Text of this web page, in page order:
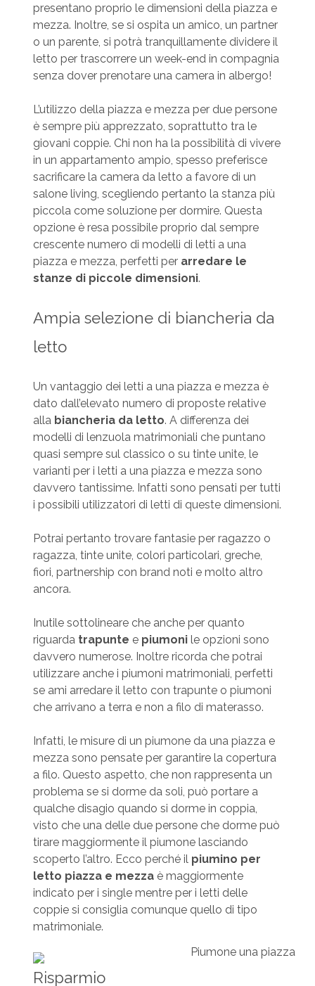
presentano proprio le dimensioni della piazza e
mezza. Inoltre, se si ospita un amico, un partner
o un parente, si potrà tranquillamente dividere il
letto per trascorrere un week-end in compagnia
senza dover prenotare una camera in albergo!
L’utilizzo della piazza e mezza per due persone
è sempre più apprezzato, soprattutto tra le
giovani coppie. Chi non ha la possibilità di vivere
in un appartamento ampio, spesso preferisce
sacrificare la camera da letto a favore di un
salone living, scegliendo pertanto la stanza più
piccola come soluzione per dormire. Questa
opzione è resa possibile proprio dal sempre
crescente numero di modelli di letti a una
piazza e mezza, perfetti per arredare le
stanze di piccole dimensioni.
Ampia selezione di biancheria da
letto
Un vantaggio dei letti a una piazza e mezza è
dato dall’elevato numero di proposte relative
alla biancheria da letto. A differenza dei
modelli di lenzuola matrimoniali che puntano
quasi sempre sul classico o su tinte unite, le
varianti per i letti a una piazza e mezza sono
davvero tantissime. Infatti sono pensati per tutti
i possibili utilizzatori di letti di queste dimensioni.
Potrai pertanto trovare fantasie per ragazzo o
ragazza, tinte unite, colori particolari, greche,
fiori, partnership con brand noti e molto altro
ancora.
Inutile sottolineare che anche per quanto
riguarda trapunte e piumonile opzioni sono
davvero numerose. Inoltre ricorda che potrai
utilizzare anche i piumoni matrimoniali, perfetti
se ami arredare il letto con trapunte o piumoni
che arrivano a terra e non a filo di materasso.
Infatti, le misure di un piumone da una piazza e
mezza sono pensate per garantire la copertura
a filo. Questo aspetto, che non rappresenta un
problema se si dorme da soli, può portare a
qualche disagio quando si dorme in coppia,
visto che una delle due persone che dorme può
tirare maggiormente il piumone lasciando
scoperto l’altro. Ecco perché il piumino per
letto piazza e mezzaè maggiormente
indicato per i single mentre per i letti delle
coppie si consiglia comunque quello di tipo
matrimoniale.
Risparmio